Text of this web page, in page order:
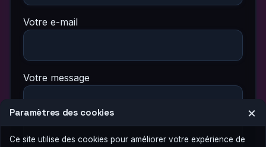
Votre e-mail
Votre message
Paramètres des cookies ×
Ce site utilise des cookies pour améliorer votre expérience de